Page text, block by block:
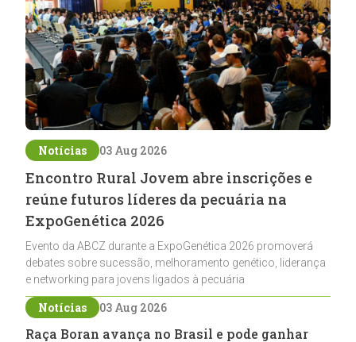
Notícias 03 Aug 2026
Encontro Rural Jovem abre inscrições e
reúne futuros líderes da pecuária na
ExpoGenética 2026
Evento da ABCZ durante a ExpoGenética 2026 promoverá
debates sobre sucessão, melhoramento genético, liderança
e networking para jovens ligados à pecuária
Notícias 03 Aug 2026
Raça Boran avança no Brasil e pode ganhar